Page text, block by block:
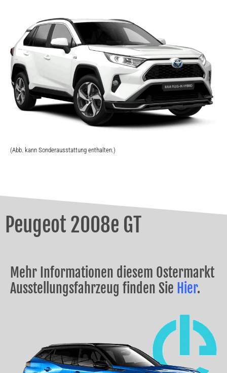
(Abb. kann Sonderausstattung enthalten.)
Peugeot 2008e GT
Mehr Informationen diesem Ostermarkt
Ausstellungsfahrzeug finden Sie Hier.